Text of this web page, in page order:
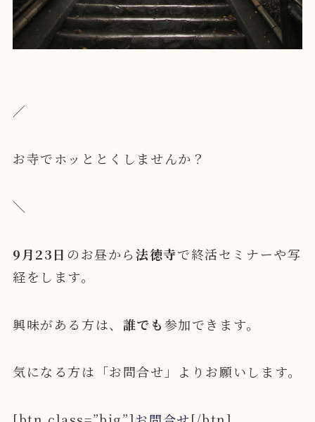
／
お寺でホッととくしませんか？
＼
9月23日 のお昼から法徳寺で終活セミナーや写
経をします。
興味がある方は、 誰でも参加できます。
気になる方は「お問合せ」よりお願いします。